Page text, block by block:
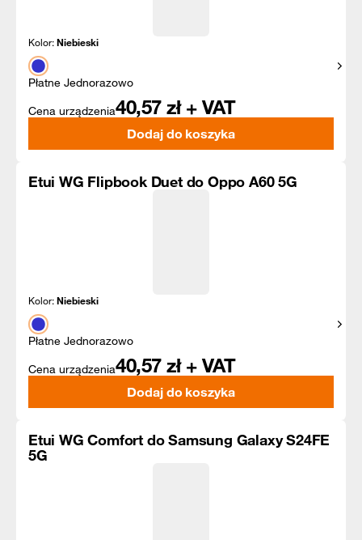
Kolor:Niebieski
Płatne Jednorazowo
Cena urządzenia40,57 zł + VAT
Dodaj do koszyka
Etui WG Flipbook Duet do Oppo A60 5G
Kolor:Niebieski
Płatne Jednorazowo
Cena urządzenia40,57 zł + VAT
Dodaj do koszyka
Etui WG Comfort do Samsung Galaxy S24FE
5G